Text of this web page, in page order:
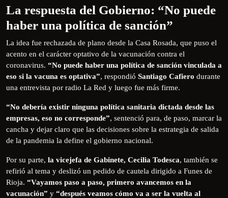
La respuesta del Gobierno: “No puede
haber una política de sanción”
La idea fue rechazada de plano desde la Casa Rosada, que puso el
acento en el carácter optativo de la vacunación contra el
coronavirus. “No puede haber una política de sanción vinculada a
eso si la vacuna es optativa”, respondió Santiago Cafiero durante
una entrevista por radio La Red y luego fue más firme.
“No debería existir ninguna política sanitaria dictada desde las
empresas, eso no corresponde”, sentenció para, de paso, marcar la
cancha y dejar claro que las decisiones sobre la estrategia de salida
de la pandemia la define el gobierno nacional.
Por su parte, la vicejefa de Gabinete, Cecilia Todesca, también se
refirió al tema y deslizó un pedido de cautela dirigido a Funes de
Rioja. “Vayamos paso a paso, primero avancemos en la
vacunación” y “después veamos cómo va a ser la vuelta al